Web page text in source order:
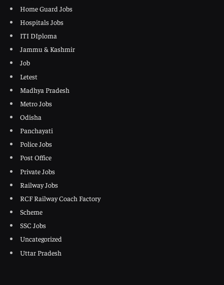
Home Guard Jobs
Hospitals Jobs
ITI DIploma
Jammu & Kashmir
Job
Letest
Madhya Pradesh
Metro Jobs
Odisha
Panchayati
Police Jobs
Post Office
Private Jobs
Railway Jobs
RCF Railway Coach Factory
Scheme
SSC Jobs
Uncategorized
Uttar Pradesh